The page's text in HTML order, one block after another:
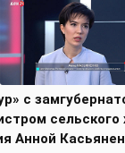
с
сельского
Анной